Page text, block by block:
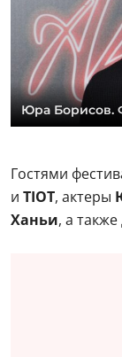
Юра Борисов.
Гостями
и TIOT, актеры
Ханьи, а